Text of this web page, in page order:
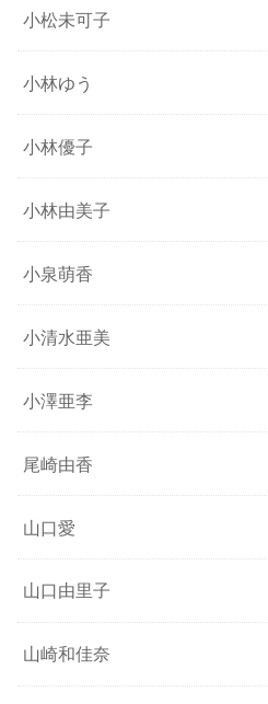
小松未可子
小林ゆう
小林優子
小林由美子
小泉萌香
小清水亜美
小澤亜李
尾崎由香
山口愛
山口由里子
山崎和佳奈